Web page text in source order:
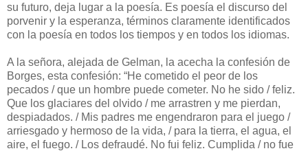
su futuro, deja lugar a la poesía. Es poesía el discurso del
porvenir y la esperanza, términos claramente identificados
con la poesía en todos los tiempos y en todos los idiomas.
A la señora, alejada de Gelman, la acecha la confesión de
Borges, esta confesión: “He cometido el peor de los
pecados / que un hombre puede cometer. No he sido / feliz.
Que los glaciares del olvido / me arrastren y me pierdan,
despiadados. / Mis padres me engendraron para el juego /
arriesgado y hermoso de la vida, / para la tierra, el agua, el
aire, el fuego. / Los defraudé. No fui feliz. Cumplida / no fue